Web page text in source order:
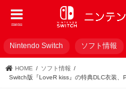
menu
Nintendo Switch ソフト情報
HOME
ソフト情報
Switch版『LoveR kiss』の特典DLC衣装、